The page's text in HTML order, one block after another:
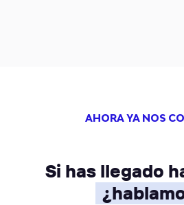
AHORA YA NOS
Si has llegado